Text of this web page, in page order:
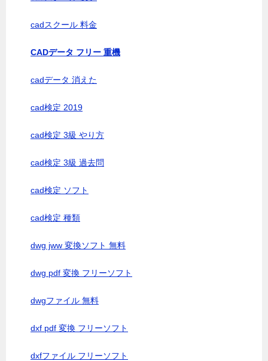
cadスクール 料金
CADデータ フリー 重機
cadデータ 消えた
cad検定 2019
cad検定 3級 やり方
cad検定 3級 過去問
cad検定 ソフト
cad検定 種類
dwg jww 変換ソフト 無料
dwg pdf 変換 フリーソフト
dwgファイル 無料
dxf pdf 変換 フリーソフト
dxfファイル フリーソフト